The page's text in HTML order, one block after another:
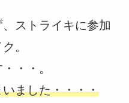
ストライキに参加
。
・・。
ました・・・・